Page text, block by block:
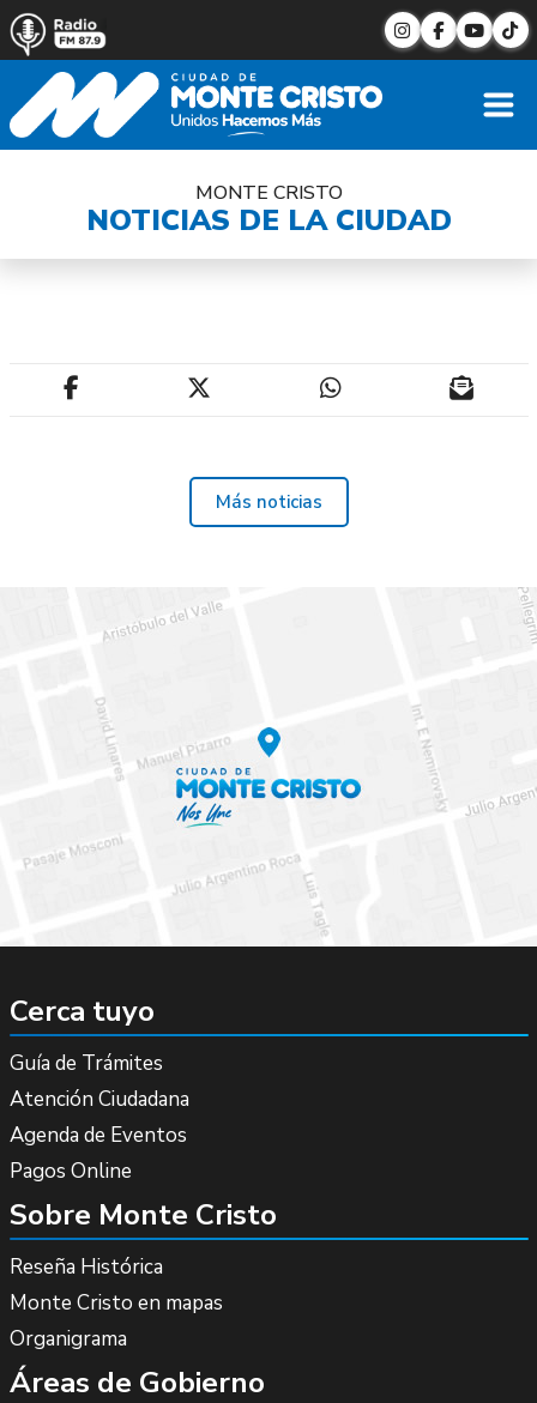
MONTE CRISTO
NOTICIAS DE LA CIUDAD
Más noticias
Cerca tuyo
Guía de Trámites
Atención Ciudadana
Agenda de Eventos
Pagos Online
Sobre Monte Cristo
Reseña Histórica
Monte Cristo en mapas
Organigrama
Áreas de Gobierno